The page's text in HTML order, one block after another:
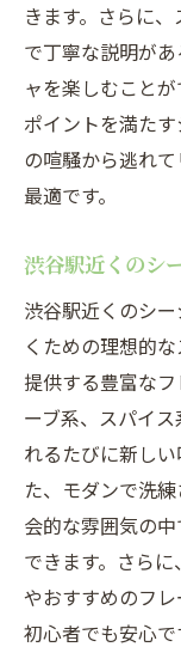
きます。さらに
で丁寧な説明が
ャを楽しむこと
ポイントを満た
の喧騒から逃れ
最適です。
渋谷駅近くのシ
渋谷駅近くのシ
くための理想的
提供する豊富な
ーブ系、スパイ
れるたびに新し
た、モダンで洗
会的な雰囲気の
できます。さら
やおすすめのフレ
初心者でも安心